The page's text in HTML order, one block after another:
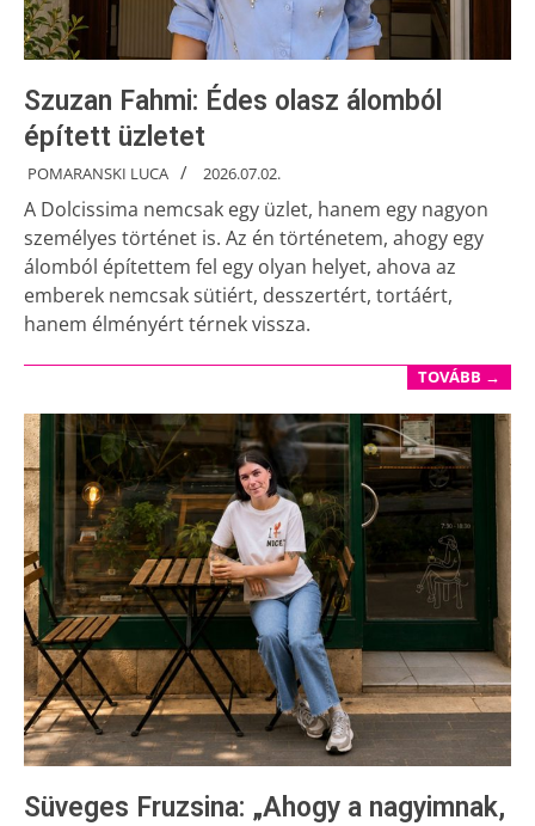
Szuzan Fahmi: Édes olasz álomból
épített üzletet
POMARANSKI LUCA 2026.07.02.
A Dolcissima nemcsak egy üzlet, hanem egy nagyon
személyes történet is. Az én történetem, ahogy egy
álomból építettem fel egy olyan helyet, ahova az
emberek nemcsak sütiért, desszertért, tortáért,
hanem élményért térnek vissza.
TOVÁBB →
Süveges Fruzsina: „Ahogy a nagyimnak,